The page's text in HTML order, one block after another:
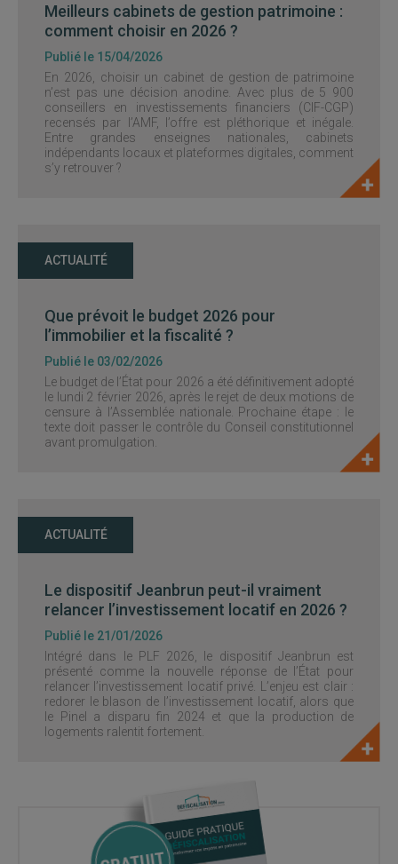
Meilleurs cabinets de gestion patrimoine :
comment choisir en 2026 ?
Publié le 15/04/2026
En 2026, choisir un cabinet de gestion de patrimoine
n’est pas une décision anodine. Avec plus de 5 900
conseillers en investissements financiers (CIF-CGP)
recensés par l’AMF, l’offre est pléthorique et inégale.
Entre grandes enseignes nationales, cabinets
indépendants locaux et plateformes digitales, comment
s’y retrouver ?
ACTUALITÉ
Que prévoit le budget 2026 pour
l’immobilier et la fiscalité ?
Publié le 03/02/2026
Le budget de l’État pour 2026 a été définitivement adopté
le lundi 2 février 2026, après le rejet de deux motions de
censure à l’Assemblée nationale. Prochaine étape : le
texte doit passer le contrôle du Conseil constitutionnel
avant promulgation.
ACTUALITÉ
Le dispositif Jeanbrun peut-il vraiment
relancer l’investissement locatif en 2026 ?
Publié le 21/01/2026
Intégré dans le PLF 2026, le dispositif Jeanbrun est
présenté comme la nouvelle réponse de l’État pour
relancer l’investissement locatif privé. L’enjeu est clair :
redorer le blason de l’investissement locatif, alors que
le Pinel a disparu fin 2024 et que la production de
logements ralentit fortement.